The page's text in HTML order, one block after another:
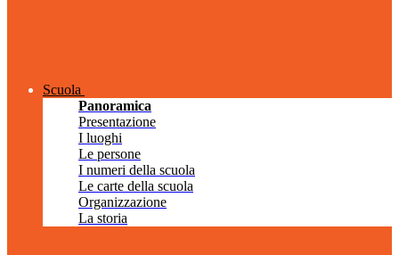
Scuola
Panoramica
Presentazione
I luoghi
Le persone
I numeri della scuola
Le carte della scuola
Organizzazione
La storia